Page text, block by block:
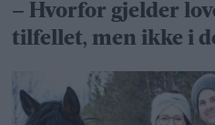
– Hvorfor gjelder
tilfellet, men ikke i